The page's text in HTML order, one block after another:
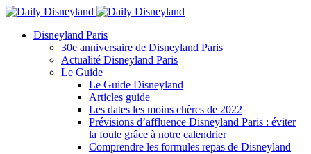
Disneyland Paris
30e anniversaire de Disneyland Paris
Actualité Disneyland Paris
Le Guide
Le Guide Disneyland
Articles guide
Les dates les moins chères de 2022
Prévisions d’affluence Disneyland Paris : éviter
la foule grâce à notre calendrier
Comprendre les formules repas de Disneyland